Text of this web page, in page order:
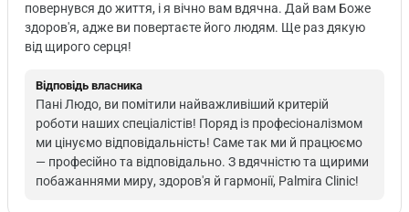
повернувся до життя, і я вічно вам вдячна. Дай вам Боже
здоров'я, адже ви повертаєте його людям. Ще раз дякую
від щирого серця!
Відповідь власника
Пані Людо, ви помітили найважливіший критерій
роботи наших спеціалістів! Поряд із професіоналізмом
ми цінуємо відповідальність! Саме так ми й працюємо
— професійно та відповідально. З вдячністю та щирими
побажаннями миру, здоров'я й гармонії, Palmira Clinic!